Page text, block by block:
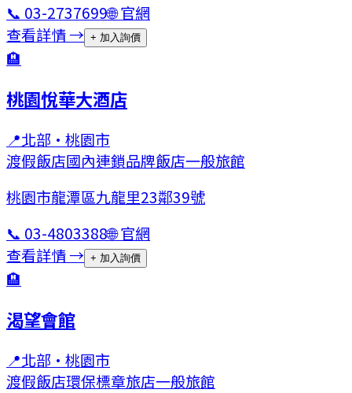
📞 03-2737699🌐 官網
查看詳情 → + 加入詢價
🏨
桃園悅華大酒店
📍北部 · 桃園市
渡假飯店國內連鎖品牌飯店一般旅館
桃園市龍潭區九龍里23鄰39號
📞 03-4803388🌐 官網
查看詳情 → + 加入詢價
🏨
渴望會館
📍北部 · 桃園市
渡假飯店環保標章旅店一般旅館